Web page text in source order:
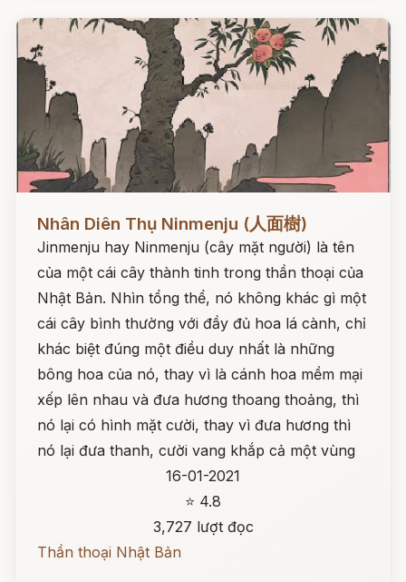
Nhân Diên Thụ Ninmenju (人面樹)
Jinmenju hay Ninmenju (cây mặt người) là tên
của một cái cây thành tinh trong thần thoại của
Nhật Bản. Nhìn tổng thể, nó không khác gì một
cái cây bình thường với đầy đủ hoa lá cành, chỉ
khác biệt đúng một điều duy nhất là những
bông hoa của nó, thay vì là cánh hoa mềm mại
xếp lên nhau và đưa hương thoang thoảng, thì
nó lại có hình mặt cười, thay vì đưa hương thì
nó lại đưa thanh, cười vang khắp cả một vùng
16-01-2021
⭐ 4.8
3,727 lượt đọc
Thần thoại Nhật Bản